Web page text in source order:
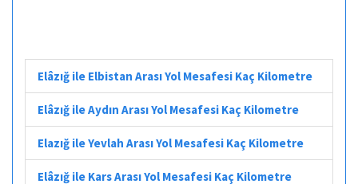
Elâzığ ile Elbistan Arası Yol Mesafesi Kaç Kilometre
Elâzığ ile Aydın Arası Yol Mesafesi Kaç Kilometre
Elazığ ile Yevlah Arası Yol Mesafesi Kaç Kilometre
Elâzığ ile Kars Arası Yol Mesafesi Kaç Kilometre